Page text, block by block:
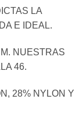
LA
E IDEAL.
NUESTRAS
46.
28% NYLON Y